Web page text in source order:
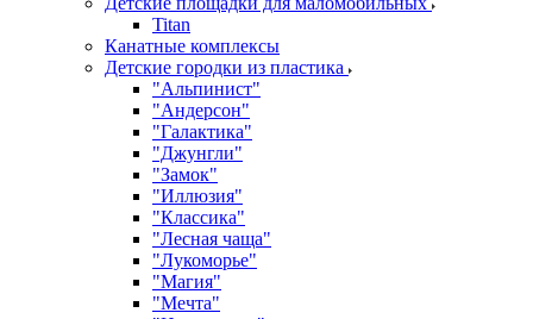
Titan
Канатные комплексы
Детские городки из пластика
"Альпинист"
"Андерсон"
"Галактика"
"Джунгли"
"Замок"
"Иллюзия"
"Классика"
"Лесная чаща"
"Лукоморье"
"Магия"
"Мечта"